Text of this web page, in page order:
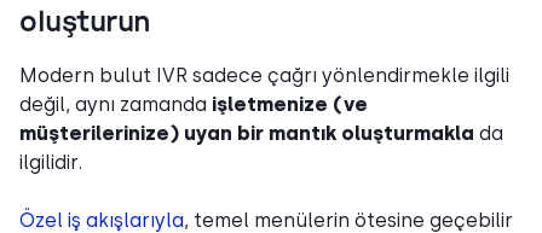
oluşturun
Modern bulut IVR sadece çağrı yönlendirmekle ilgili
değil, aynı zamanda işletmenize (ve
müşterilerinize) uyan bir mantık oluşturmakla da
ilgilidir.
Özel iş akışlarıyla, temel menülerin ötesine geçebilir